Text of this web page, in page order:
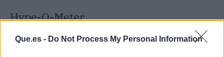
Que.es - Do Not Process My Personal Information
Hype-O-Meter
Nivel de hype: 5/10.El susto es real y el daño